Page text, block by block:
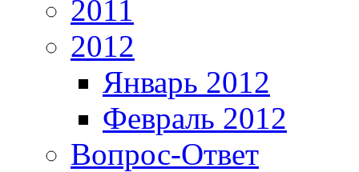
2011
2012
Январь 2012
Февраль 2012
Вопрос-Ответ